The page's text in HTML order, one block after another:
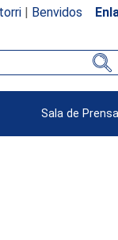
| Benvidos
Sala de Prensa